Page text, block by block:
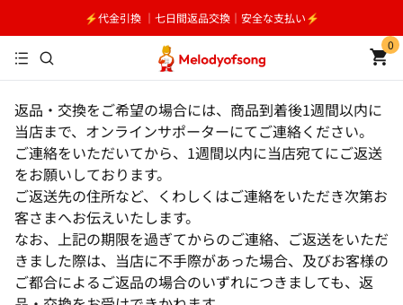
⚡️代金引換 ｜七日間返品交換｜安全な支払い⚡️
0
返品・交換をご希望の場合には、商品到着後1週間以内に
当店まで、オンラインサポーターにてご連絡ください。
ご連絡をいただいてから、1週間以内に当店宛てにご返送
をお願いしております。
ご返送先の住所など、くわしくはご連絡をいただき次第お
客さまへお伝えいたします。
なお、上記の期限を過ぎてからのご連絡、ご返送をいただ
きました際は、当店に不手際があった場合、及びお客様の
ご都合によるご返品の場合のいずれにつきましても、返